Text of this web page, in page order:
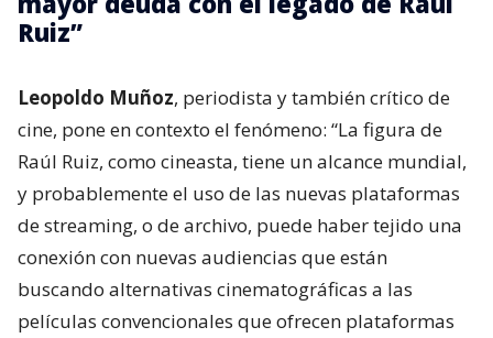
Ruiz”
Leopoldo Muñoz, periodista y también crítico de
cine, pone en contexto el fenómeno: “La figura de
Raúl Ruiz, como cineasta, tiene un alcance mundial,
y probablemente el uso de las nuevas plataformas
de streaming, o de archivo, puede haber tejido una
conexión con nuevas audiencias que están
buscando alternativas cinematográficas a las
películas convencionales que ofrecen plataformas